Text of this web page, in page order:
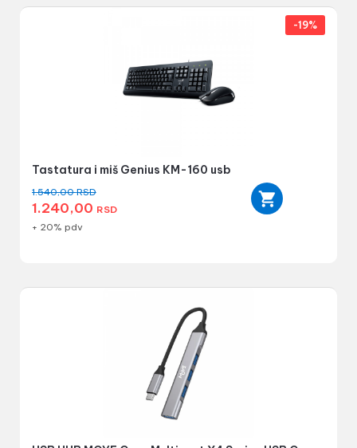
Tastatura i miš Genius KM-160 usb
1.540,00RSD
1.240,00 RSD
-19%
+ 20% pdv